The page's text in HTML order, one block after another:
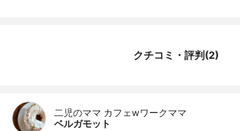
クチコミ・評判(2)
二児のママ カフェwワークママ
ベルガモット